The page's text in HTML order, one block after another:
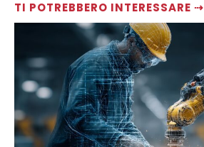
TI POTREBBERO INTERESSARE ⇢